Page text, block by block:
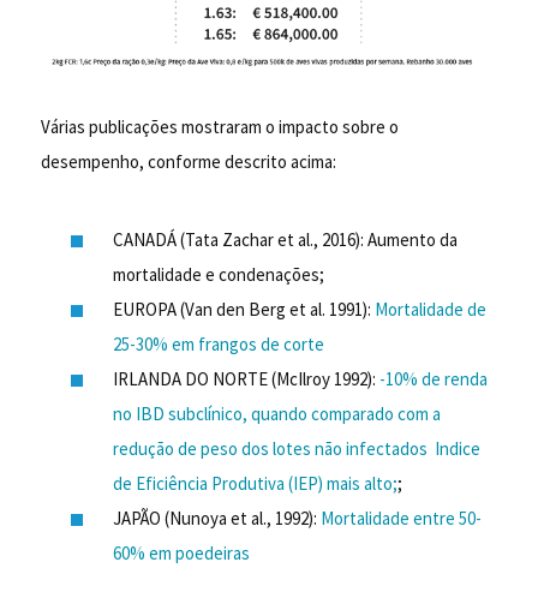
Várias publicações mostraram o impacto sobre o
desempenho, conforme descrito acima:
CANADÁ (Tata Zachar et al., 2016): Aumento da
mortalidade e condenações;
EUROPA (Van den Berg et al. 1991): Mortalidade de
25-30% em frangos de corte
IRLANDA DO NORTE (McIlroy 1992): -10% de renda
no IBD subclínico, quando comparado com a
redução de peso dos lotes não infectados Indice
de Eficiência Produtiva (IEP) mais alto;;
JAPÃO (Nunoya et al., 1992): Mortalidade entre 50-
60% em poedeiras